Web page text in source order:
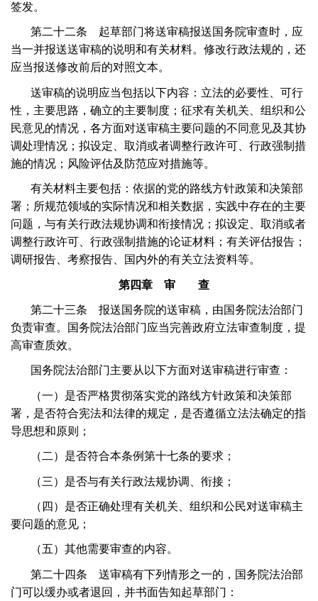
签发。
第二十二条 起草部门将送审稿报送国务院审查时，应
当一并报送送审稿的说明和有关材料。修改行政法规的，还
应当报送修改前后的对照文本。
送审稿的说明应当包括以下内容：立法的必要性、可行
性，主要思路，确立的主要制度；征求有关机关、组织和公
民意见的情况，各方面对送审稿主要问题的不同意见及其协
调处理情况；拟设定、取消或者调整行政许可、行政强制措
施的情况；风险评估及防范应对措施等。
有关材料主要包括：依据的党的路线方针政策和决策部
署；所规范领域的实际情况和相关数据，实践中存在的主要
问题，与有关行政法规协调和衔接情况；拟设定、取消或者
调整行政许可、行政强制措施的论证材料；有关评估报告；
调研报告、考察报告、国内外的有关立法资料等。
第四章 审 查
第二十三条 报送国务院的送审稿，由国务院法治部门
负责审查。国务院法治部门应当完善政府立法审查制度，提
高审查质效。
国务院法治部门主要从以下方面对送审稿进行审查：
（一）是否严格贯彻落实党的路线方针政策和决策部
署，是否符合宪法和法律的规定，是否遵循立法法确定的指
导思想和原则；
（二）是否符合本条例第十七条的要求；
（三）是否与有关行政法规协调、衔接；
（四）是否正确处理有关机关、组织和公民对送审稿主
要问题的意见；
（五）其他需要审查的内容。
第二十四条 送审稿有下列情形之一的，国务院法治部
门可以缓办或者退回，并书面告知起草部门：